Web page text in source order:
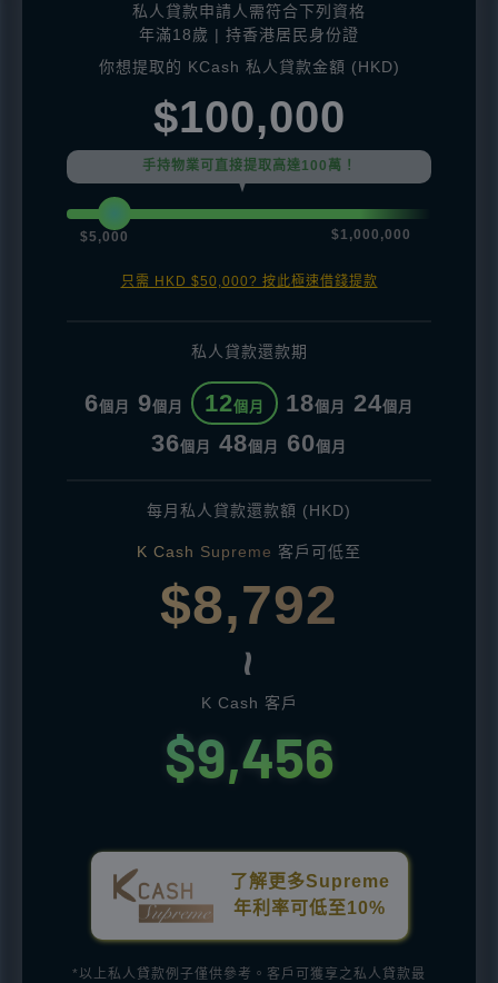
私人貸款申請人需符合下列資格
年滿18歲 | 持香港居民身份證
你想提取的 KCash 私人貸款金額 (HKD)
$100,000
手持物業可直接提取高達100萬！
$5,000 $1,000,000
只需 HKD $50,000? 按此極速借錢提款
私人貸款還款期
6個月 9個月 12個月 18個月 24個月
36個月 48個月 60個月
每月私人貸款還款額 (HKD)
K Cash Supreme 客戶可低至
$8,792
~
K Cash 客戶
$9,456
了解更多Supreme
年利率可低至10%
*以上私人貸款例子僅供參考。客戶可獲享之私人貸款最